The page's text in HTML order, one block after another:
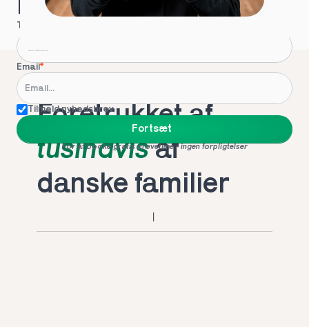
Hvordan kontakter vi dig?
Telefon
Email*
Tilmeld nyhedsbrev
Fortsæt
For at booke gratis prøvetime - ingen forpligtelser
Foretrukket af
tusindvis af
danske familier